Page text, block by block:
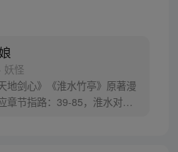
妖怪
地剑心》《淮水竹亭》原著漫
章节指路：39-85，淮水对应